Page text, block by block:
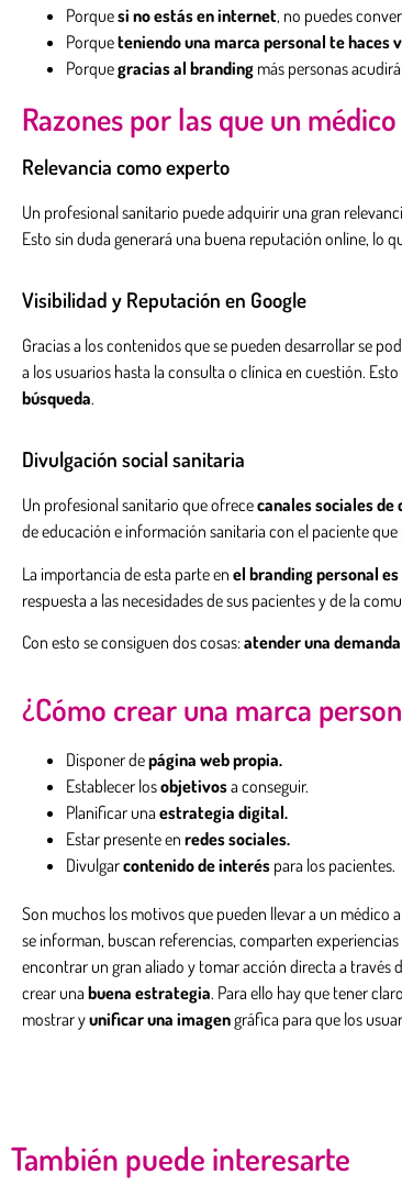
Porquesi no estás en internet, no puedes
Porqueteniendo una marca personal te haces
Porquegracias al branding más personas
Razones por las que un
Relevancia como experto
Un profesional sanitario puede adquirir una gran
Esto sin duda generará una buena reputación online, lo
Visibilidad y Reputación en Google
Gracias a los contenidos que se pueden desarrollar se
a los usuarios hasta la consulta o clínica en cuestión.
búsqueda.
Divulgación social sanitaria
Un profesional sanitario que ofrececanales sociales
de educación e información sanitaria con el paciente
La importancia de esta parte en el branding personal
respuesta a las necesidades de sus pacientes y de la
Con esto se consiguen dos cosas:atender una
¿Cómo crear una marca
Disponer depágina web propia.
Establecer losobjetivosa conseguir.
Planificar una estrategia digital.
Estar presente en redes sociales.
Divulgarcontenido de interés para los pacientes.
Son muchos los motivos que pueden llevar a un médico
se informan, buscan referencias, comparten
encontrar un gran aliado y tomar acción directa a través
crear una buena estrategia. Para ello hay que tener
mostrar yunificar una imagengráfica para que los
También puede interesarte